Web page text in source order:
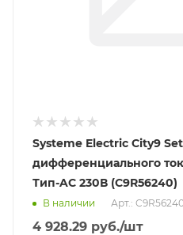
Systeme Electric City9
дифференциального
Тип-AC 230В (C9R56240)
В наличии Арт.:
4 928.29 руб./шт